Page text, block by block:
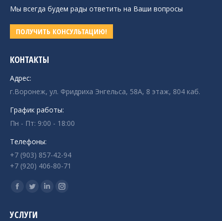
Мы всегда будем рады ответить на Ваши вопросы
ПОЛУЧИТЬ КОНСУЛЬТАЦИЮ!
КОНТАКТЫ
Адрес:
г.Воронеж, ул. Фридриха Энгельса, 58А, 8 этаж, 804 каб.
График работы:
Пн - Пт: 9:00 - 18:00
Телефоны:
+7 (903) 857-42-94
+7 (920) 406-80-71
Ищите нас:
Страница
открывается
Страница
открывается
СтраницаСтраница
УСЛУГИ